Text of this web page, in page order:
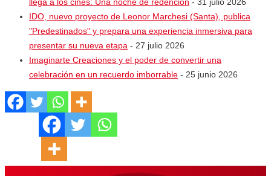
IDO, nuevo proyecto de Leonor Marchesi (Santa), publica
"Predestinados" y prepara una experiencia inmersiva para
presentar su nueva etapa - 27 julio 2026
Imaginarte Creaciones y el poder de convertir una
celebración en un recuerdo imborrable - 25 junio 2026